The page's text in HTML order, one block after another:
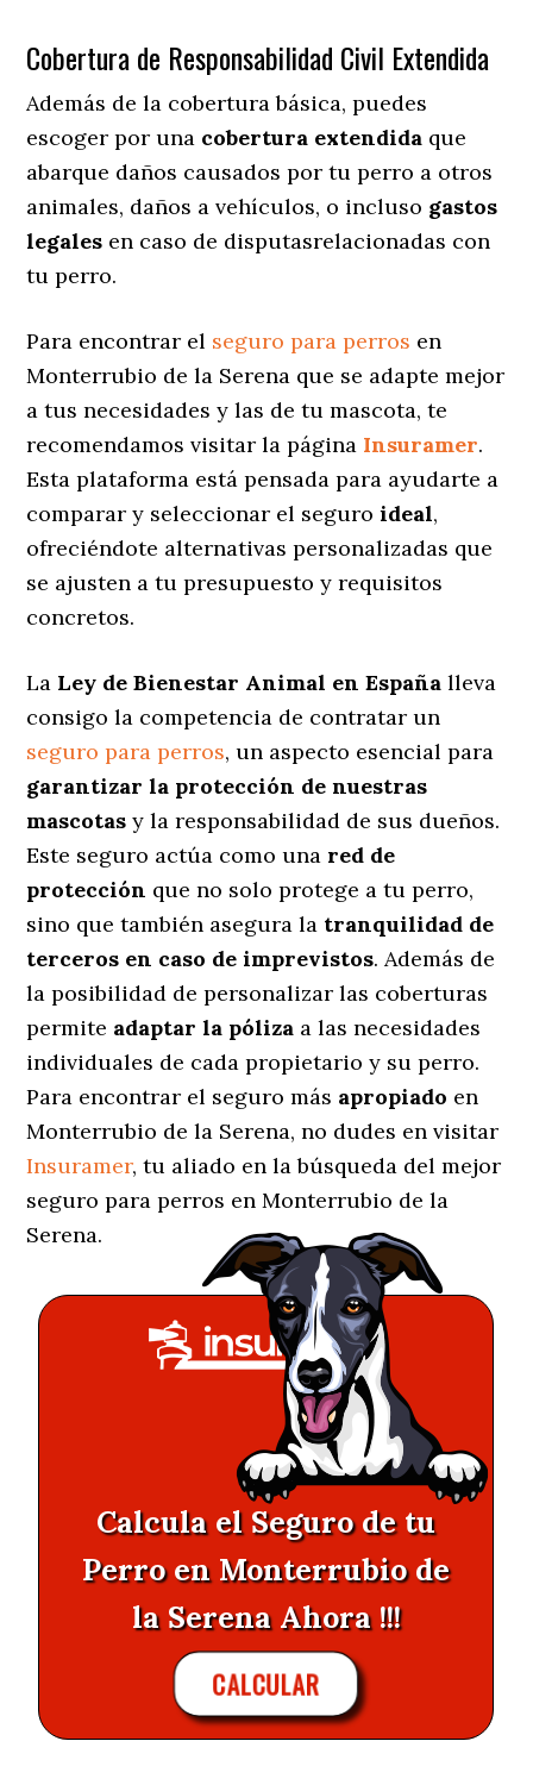
Cobertura de Responsabilidad Civil Extendida
Además de la cobertura básica, puedes
escoger por una cobertura extendida que
abarque daños causados por tu perro a otros
animales, daños a vehículos, o incluso gastos
legales en caso de disputasrelacionadas con
tu perro.
Para encontrar el seguro para perros en
Monterrubio de la Serena que se adapte mejor
a tus necesidades y las de tu mascota, te
recomendamos visitar la página Insuramer.
Esta plataforma está pensada para ayudarte a
comparar y seleccionar el seguroideal,
ofreciéndote alternativas personalizadas que
se ajusten a tu presupuesto y requisitos
concretos.
La Ley de Bienestar Animal en España lleva
consigo la competencia de contratar un
seguro para perros, un aspecto esencial para
garantizar la protección de nuestras
mascotas y la responsabilidad de sus dueños.
Este seguro actúa como una red de
protección que no solo protege a tu perro,
sino que también asegura la tranquilidad de
terceros en caso de imprevistos. Además de
la posibilidad de personalizar las coberturas
permite adaptar la póliza a las necesidades
individuales de cada propietario y su perro.
Para encontrar el seguro más apropiado en
Monterrubio de la Serena, no dudes en visitar
Insuramer, tu aliado en la búsqueda del mejor
seguro para perros en Monterrubio de la
Serena.
Calcula el Seguro de tu
Perro en Monterrubio de
la Serena Ahora !!!
CALCULAR